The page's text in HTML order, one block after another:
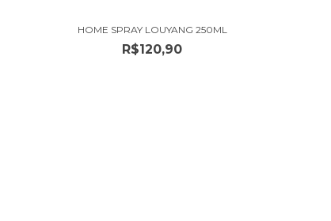
HOME SPRAY LOUYANG 250ML
R$120,90